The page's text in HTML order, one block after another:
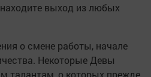
выход из любых
о смене работы, начале
Некоторые Девы
талантам, о которых прежде